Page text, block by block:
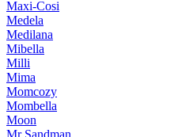
Maxi-Cosi
Medela
Medilana
Mibella
Milli
Mima
Momcozy
Mombella
Moon
Mr Sandman